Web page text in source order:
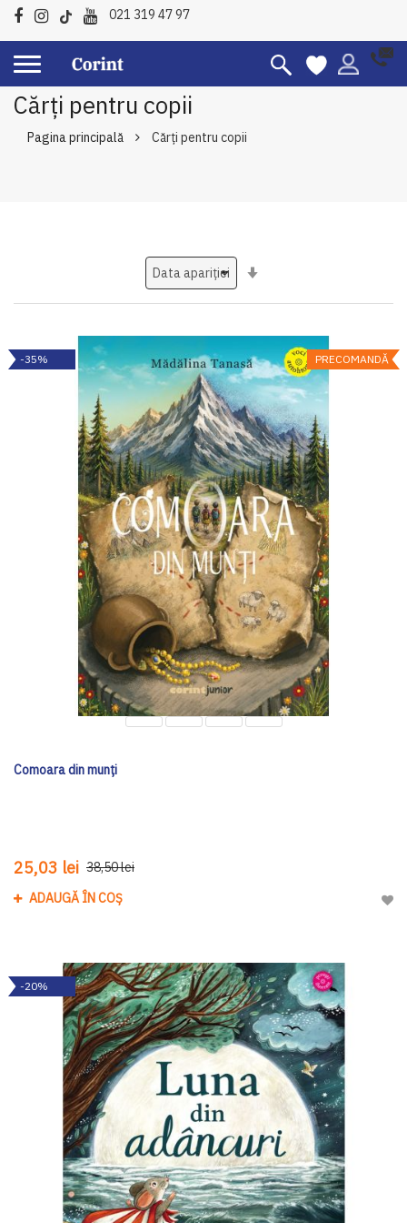
021 319 47 97
Cărți pentru copii
Pagina principală Cărți pentru copii
PRECOMANDĂ
-35%
Comoara din munți
25,03 lei 38,50 lei
ADAUGĂ ÎN COȘ
-20%